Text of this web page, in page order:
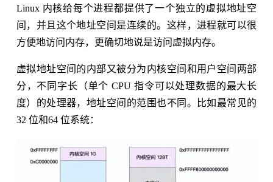
Linux 内核给每个进程都提供了一个独立的虚拟地址空
间，并且这个地址空间是连续的。这样，进程就可以很
方便地访问内存，更确切地说是访问虚拟内存。
虚拟地址空间的内部又被分为内核空间和用户空间两部
分，不同字长（单个 CPU 指令可以处理数据的最大长
度）的处理器，地址空间的范围也不同。比如最常见的
32 位和64 位系统：